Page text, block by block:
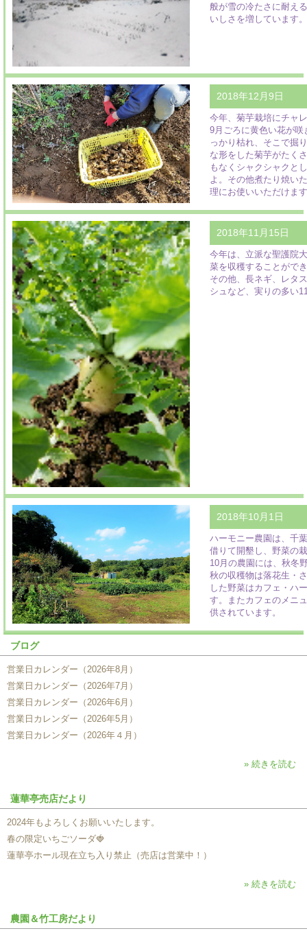
般が雪の冷たさに耐え
いしさを増しています。
2018年12月9日
今年、菊芋栽培にチャ
9月ごろに黄色い花が
っかり枯れ、そこで掘
な形をした菊芋がたく
もなくシャクシャクと
よ。その他煮たり焼い
理にお使いいただけま
2018年11月15日
今年は、立派な聖護院
菜を収穫することがで
その他、長ネギ、レタ
シュなど、実りの多い
2018年10月1日
ハーモニー農園は、千
借りて開墾し、野菜の
10月の農園には、秋冬
秋の収穫物は落花生・
した野菜はカフェ・ハ
す。またカフェのメニ
供されています。
ブログ
営業日カレンダー（2026年8月）
営業日カレンダー（2026年7月）
営業日カレンダー（2026年6月）
営業日カレンダー（2026年5月）
営業日カレンダー（2026年４月）
» 続きを読む
蓮華亭売店だより
2024年もよろしくお願いいたします。
春の限定いちごソーダ🍓
蓮華亭ホール現在立ち入り禁止（売店は営業中！）
» 続きを読む
農園＆竹工房だより